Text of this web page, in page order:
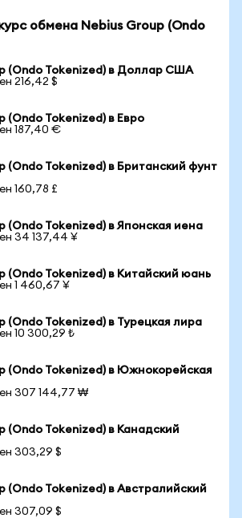
обмена Nebius Group (Ondo
(Ondo Tokenized) в Доллар США
216,42 $
(Ondo Tokenized) в Евро
187,40 €
(Ondo Tokenized) в Британский фунт
160,78 £
(Ondo Tokenized) в Японская иена
34 137,44 ¥
(Ondo Tokenized) в Китайский юань
1 460,67 ¥
(Ondo Tokenized) в Турецкая лира
10 300,29 ₺
(Ondo Tokenized) в Южнокорейская
307 144,77 ₩
(Ondo Tokenized) в Канадский
303,29 $
(Ondo Tokenized) в Австралийский
307,09 $